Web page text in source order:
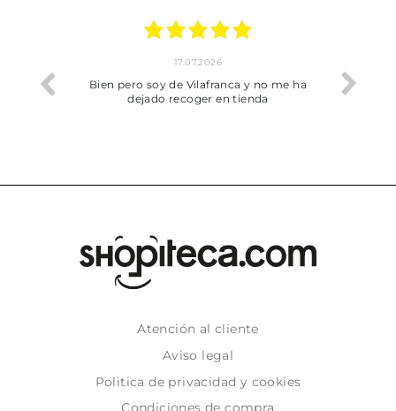
trobat
17.07.2026
Bien pero soy de Vilafranca y no me ha
dejado recoger en tienda
Atención al cliente
Aviso legal
Politica de privacidad y cookies
Condiciones de compra